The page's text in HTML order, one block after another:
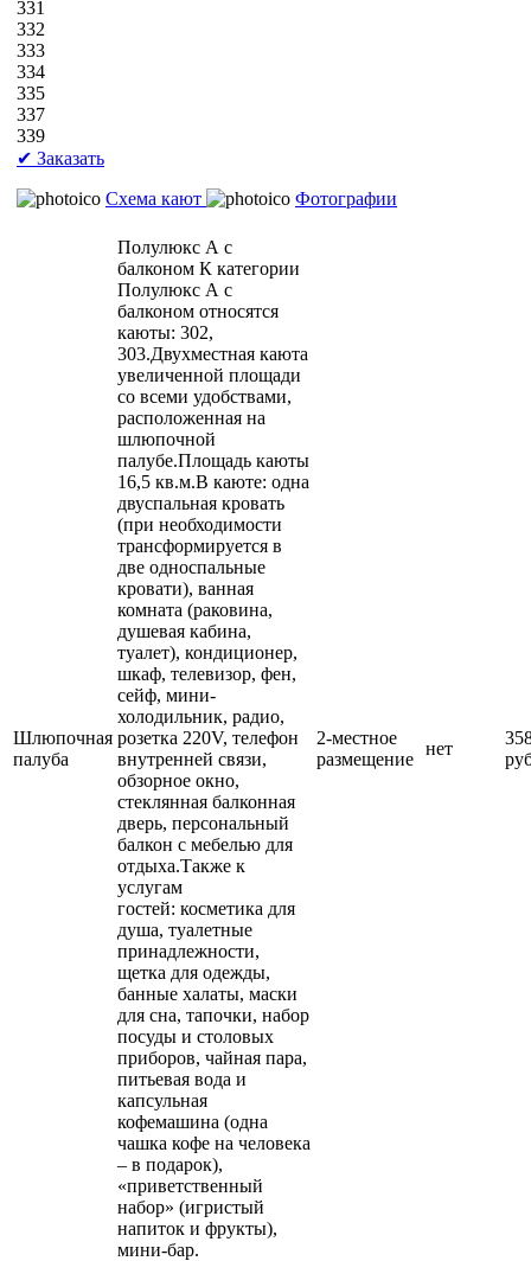
331
332
333
334
335
337
339
✔ Заказать
Схема кают
Фотографии
Шлюпочная
палуба
Полулюкс А с
балконом К категории
Полулюкс А с
балконом относятся
каюты: 302,
303.Двухместная каюта
увеличенной площади
со всеми удобствами,
расположенная на
шлюпочной
палубе.Площадь каюты
16,5 кв.м.В каюте: одна
двуспальная кровать
(при необходимости
трансформируется в
две односпальные
кровати), ванная
комната (раковина,
душевая кабина,
туалет), кондиционер,
шкаф, телевизор, фен,
сейф, мини-
холодильник, радио,
розетка 220V, телефон
внутренней связи,
обзорное окно,
стеклянная балконная
дверь, персональный
балкон с мебелью для
отдыха.Также к
услугам
гостей: косметика для
душа, туалетные
принадлежности,
щетка для одежды,
банные халаты, маски
для сна, тапочки, набор
посуды и столовых
приборов, чайная пара,
питьевая вода и
капсульная
кофемашина (одна
чашка кофе на человека
– в подарок),
«приветственный
набор» (игристый
напиток и фрукты),
мини-бар.
2-местное
размещение
нет